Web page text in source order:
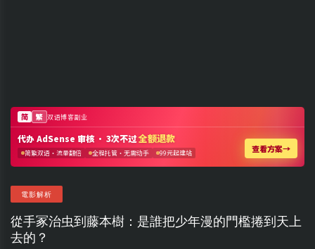
電影解析
從手冢治虫到藤本樹：是誰把少年漫的門檻捲到天上
去的？